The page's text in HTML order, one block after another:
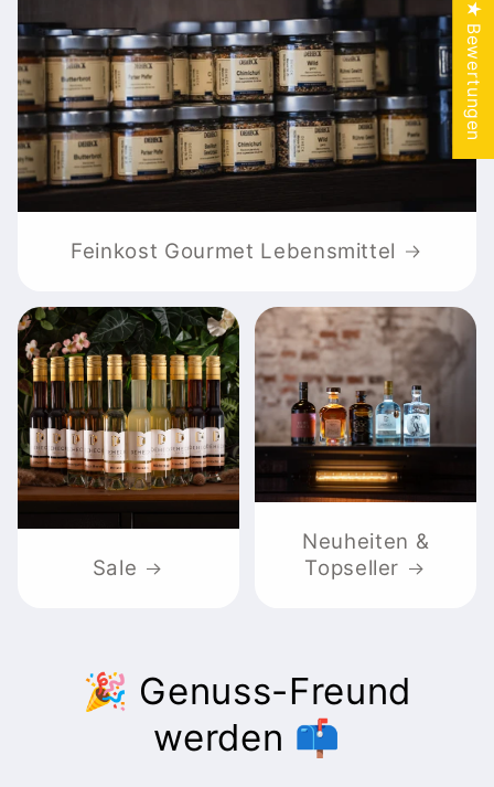
Feinkost Gourmet Lebensmittel
Sale
Neuheiten &
Topseller
🎉 Genuss-Freund
werden 📫
★ Bewertungen